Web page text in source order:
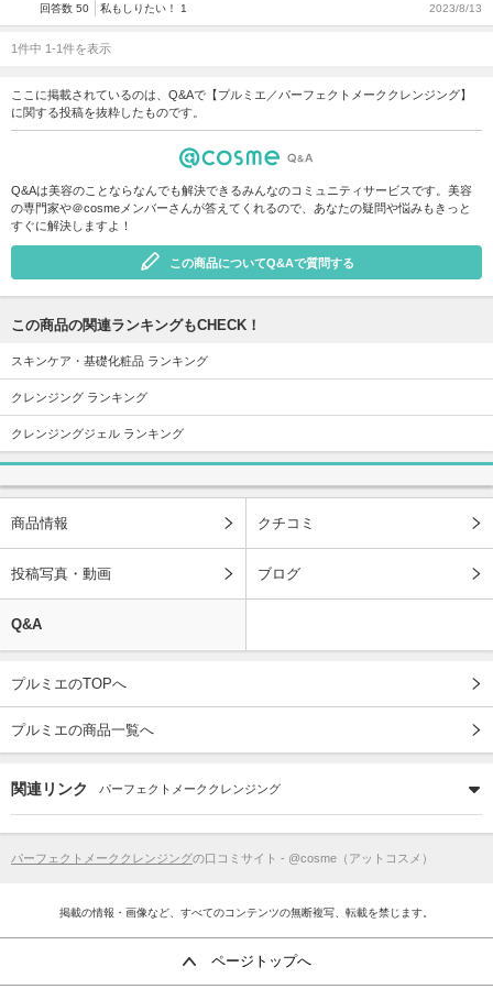
回答数 50 私もしりたい！ 1 2023/8/13
1件中 1-1件を表示
ここに掲載されているのは、Q&Aで【プルミエ／パーフェクトメーククレンジング】
に関する投稿を抜粋したものです。
Q&Aは美容のことならなんでも解決できるみんなのコミュニティサービスです。美容
の専門家や＠cosmeメンバーさんが答えてくれるので、あなたの疑問や悩みもきっと
すぐに解決しますよ！
この商品についてQ&Aで質問する
この商品の関連ランキングもCHECK！
スキンケア・基礎化粧品 ランキング
クレンジング ランキング
クレンジングジェル ランキング
商品情報 クチコミ
投稿写真・動画 ブログ
Q&A
プルミエのTOPへ
プルミエの商品一覧へ
関連リンク パーフェクトメーククレンジング
パーフェクトメーククレンジングの口コミサイト - @cosme（アットコスメ）
掲載の情報・画像など、すべてのコンテンツの無断複写、転載を禁じます。
ページトップへ